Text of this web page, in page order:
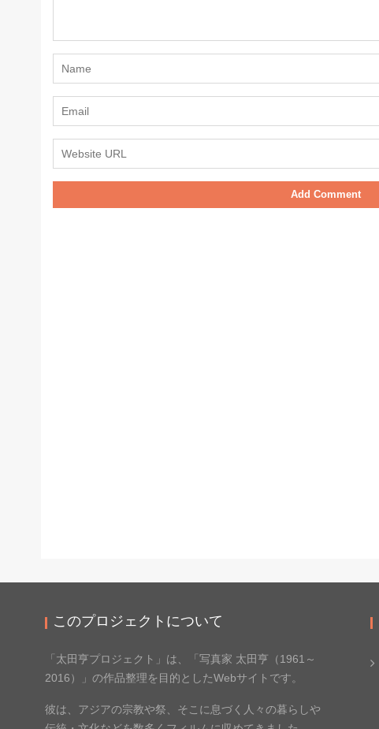
このプロジェクトについて
「太田亨プロジェクト」は、「写真家 太田亨（1961～
2016）」の作品整理を目的としたWebサイトです。
彼は、アジアの宗教や祭、そこに息づく人々の暮らしや